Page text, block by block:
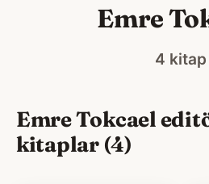
Emre
4 kitap
Emre Tokcael
kitaplar (4)